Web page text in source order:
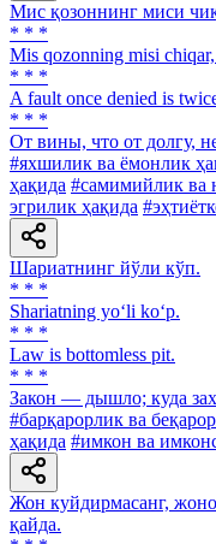
Мис қозоннинг миси
* * *
Mis qozonning misi
* * *
A fault once denied is
* * *
От вины, что от долгу,
#яхшилик ва ёмонлик
ҳақида #самимийлик ва
эгрилик ҳақида
Шариатнинг йўли кўп.
* * *
Shariatning yo‘li ko‘p.
* * *
Law is bottomless pit.
* * *
Закон — дышло; куда
#барқарорлик ва
ҳақида #имкон ва
Жон куйдирмасанг,
қайда.